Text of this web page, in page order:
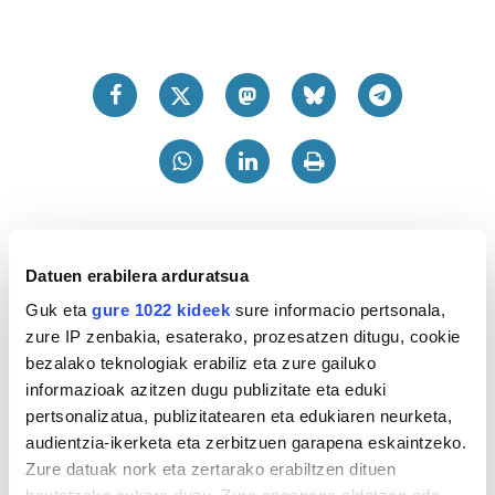
Datuen erabilera arduratsua
Guk eta gure 1022 kideek sure informacio pertsonala,
zure IP zenbakia, esaterako, prozesatzen ditugu, cookie
bezalako teknologiak erabiliz eta zure gailuko
informazioak azitzen dugu publizitate eta eduki
pertsonalizatua, publizitatearen eta edukiaren neurketa,
audientzia-ikerketa eta zerbitzuen garapena eskaintzeko.
Zure datuak nork eta zertarako erabiltzen dituen